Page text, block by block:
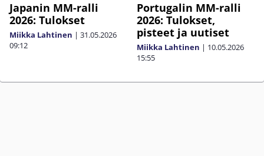
Japanin MM-ralli
2026: Tulokset
Miikka Lahtinen | 31.05.2026
09:12
Portugalin MM-ralli
2026: Tulokset,
pisteet ja uutiset
Miikka Lahtinen | 10.05.2026
15:55